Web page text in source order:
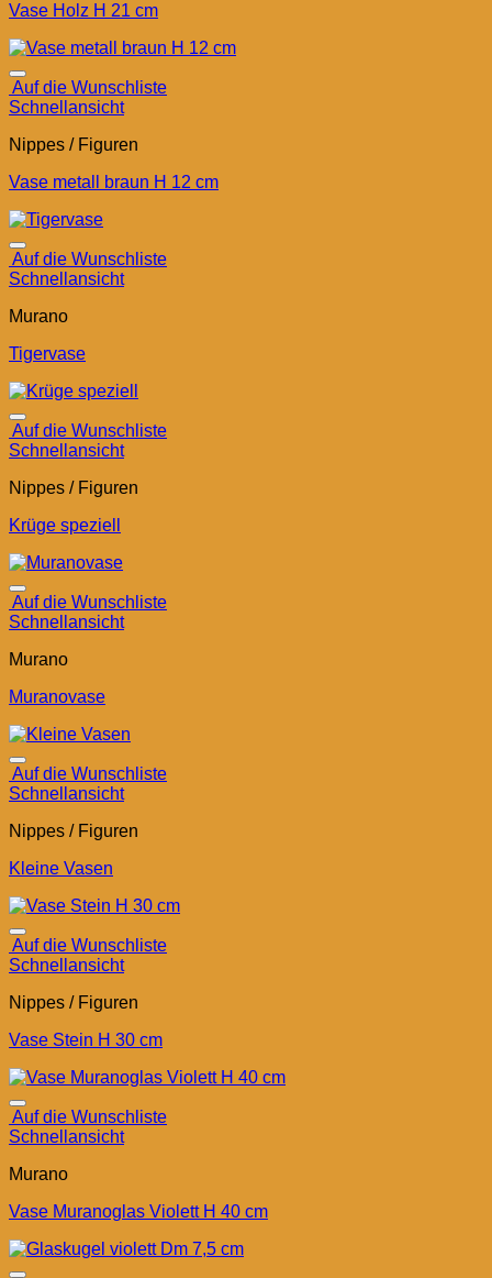
Vase Holz H 21 cm
Auf die Wunschliste
Schnellansicht
Nippes / Figuren
Vase metall braun H 12 cm
Auf die Wunschliste
Schnellansicht
Murano
Tigervase
Auf die Wunschliste
Schnellansicht
Nippes / Figuren
Krüge speziell
Auf die Wunschliste
Schnellansicht
Murano
Muranovase
Auf die Wunschliste
Schnellansicht
Nippes / Figuren
Kleine Vasen
Auf die Wunschliste
Schnellansicht
Nippes / Figuren
Vase Stein H 30 cm
Auf die Wunschliste
Schnellansicht
Murano
Vase Muranoglas Violett H 40 cm